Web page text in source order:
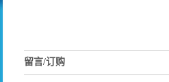
留言/订购